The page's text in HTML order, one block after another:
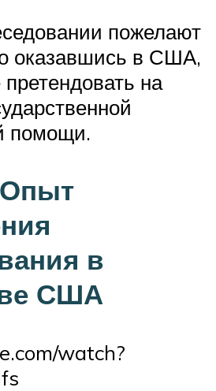
пожелают
оказавшись в США,
на
помощи.
в
США
watch?